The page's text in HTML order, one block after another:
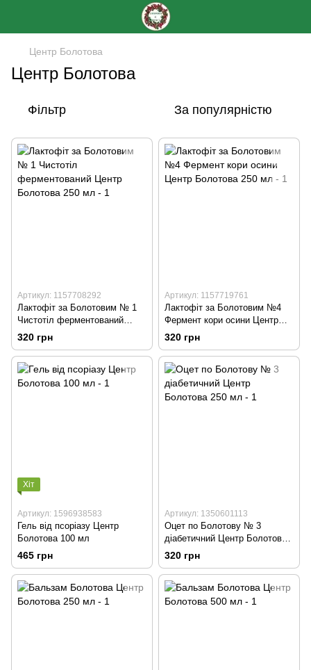
Центр Болотова
Центр Болотова
Фільтр За популярністю
Артикул: 1157708292
Лактофіт за Болотовим № 1
Чистотіл ферментований
Центр Болотова 250 мл
320 грн
Артикул: 1157719761
Лактофіт за Болотовим №4
Фермент кори осини Центр
Болотова 250 мл
320 грн
Хіт
Артикул: 1596938583
Гель від псоріазу Центр
Болотова 100 мл
465 грн
Артикул: 1350601113
Оцет по Болотову № 3
діабетичний Центр Болотова
250 мл
320 грн